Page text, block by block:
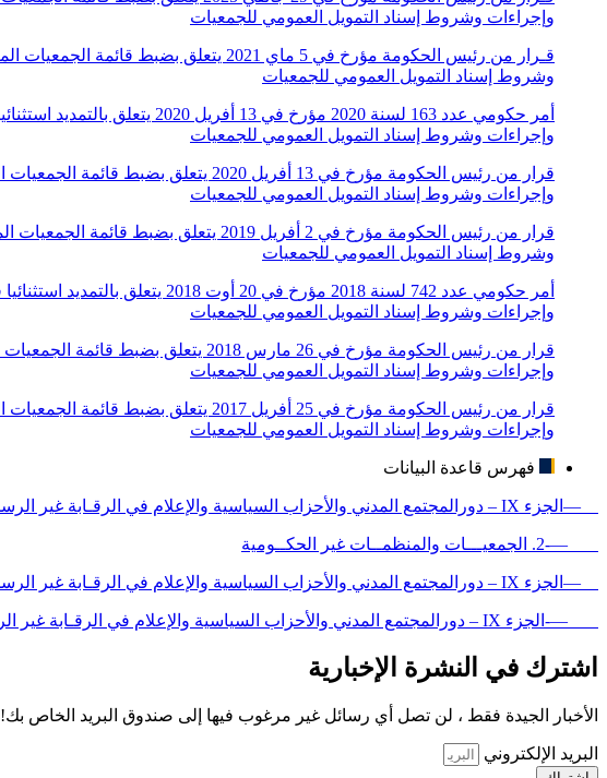
وإجراءات وشروط إسناد التمويل العمومي للجمعيات
وشروط إسناد التمويل العمومي للجمعيات
وإجراءات وشروط إسناد التمويل العمومي للجمعيات
وإجراءات وشروط إسناد التمويل العمومي للجمعيات
وشروط إسناد التمويل العمومي للجمعيات
وإجراءات وشروط إسناد التمويل العمومي للجمعيات
وإجراءات وشروط إسناد التمويل العمومي للجمعيات
وإجراءات وشروط إسناد التمويل العمومي للجمعيات
فهرس قاعدة البيانات
—الجزء IX – دورالمجتمع المدني والأحزاب السياسية والإعلام في الرقـابة غير الرسمية لقطاعي الأمن والدفاع
—-2. الجمعيـــات والمنظمــات غير الحكــومية
—الجزء IX – دورالمجتمع المدني والأحزاب السياسية والإعلام في الرقـابة غير الرسمية لقطاعي الأمن والدفاع
—-الجزء IX – دورالمجتمع المدني والأحزاب السياسية والإعلام في الرقـابة غير الرسمية لقطاعي الأمن والدفاع
اشترك في النشرة الإخبارية
الأخبار الجيدة فقط ، لن تصل أي رسائل غير مرغوب فيها إلى صندوق البريد الخاص بك!
البريد الإلكتروني